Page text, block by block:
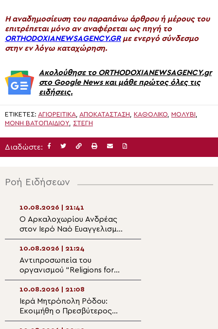
H αναδημοσίευση του παραπάνω άρθρου ή μέρους του
επιτρέπεται μόνο αν αναφέρεται ως πηγή το
ORTHODOXIANEWSAGENCY.GRμε ενεργό σύνδεσμο
στην εν λόγω καταχώρηση.
Ακολούθησε το ORTHODOXIANEWSAGENCY.gr
στο Google News και μάθε πρώτος όλες τις
ειδήσεις.
ΕΤΙΚΈΤΕΣ: ΑΓΙΟΡΕΙΤΙΚΑ, ΑΠΟΚΑΤΆΣΤΑΣΗ , ΚΑΘΟΛΙΚΟ, ΜΟΛΥΒΙ ,
ΜΟΝΉ ΒΑΤΟΠΑΙΔΊΟΥ, ΣΤΈΓΗ
Διαδώστε:
Ροή Ειδήσεων
10.08.2026 | 21:41
Ο Αρκαλοχωρίου Ανδρέας
στον Ιερό Ναό Ευαγγελισμού
της Θεοτόκου στα Κάτω
Καστελλιανά Μονοφατσίου
10.08.2026 | 21:24
Αντιπροσωπεία του
οργανισμού “Religions for
Peace Europe” στον
Καθεδρικό Ναό Αναστάσεως
του Χριστού Τιράνων
10.08.2026 | 21:08
Ιερά Μητρόπολη Ρόδου:
Εκοιμήθη ο Πρεσβύτερος
Μιχαήλ Καψάλης